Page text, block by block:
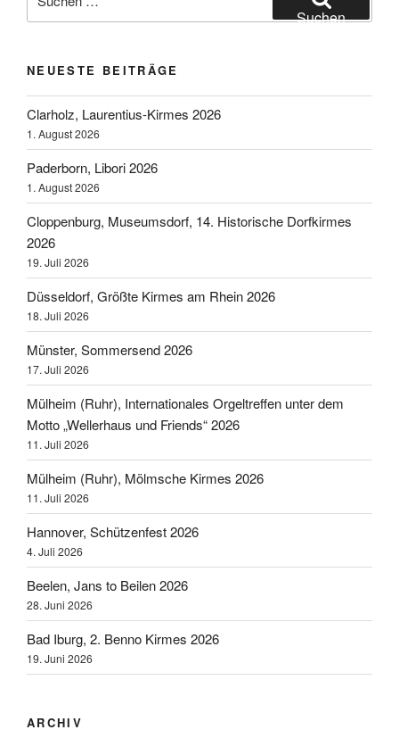
nach:
Suchen
NEUESTE BEITRÄGE
Clarholz, Laurentius-Kirmes 2026
1. August 2026
Paderborn, Libori 2026
1. August 2026
Cloppenburg, Museumsdorf, 14. Historische Dorfkirmes
2026
19. Juli 2026
Düsseldorf, Größte Kirmes am Rhein 2026
18. Juli 2026
Münster, Sommersend 2026
17. Juli 2026
Mülheim (Ruhr), Internationales Orgeltreffen unter dem
Motto „Wellerhaus und Friends“ 2026
11. Juli 2026
Mülheim (Ruhr), Mölmsche Kirmes 2026
11. Juli 2026
Hannover, Schützenfest 2026
4. Juli 2026
Beelen, Jans to Beilen 2026
28. Juni 2026
Bad Iburg, 2. Benno Kirmes 2026
19. Juni 2026
ARCHIV